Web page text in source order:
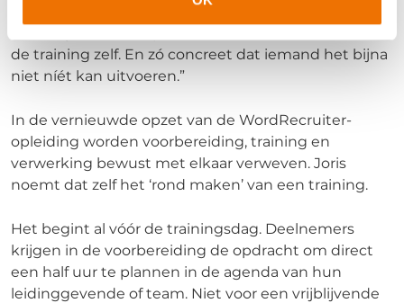
losstaat van de praktijk. “Verwerking is pas succesvol
de training zelf. En zó concreet dat iemand het bijna
niet níét kan uitvoeren.”
In de vernieuwde opzet van de WordRecruiter-
opleiding worden voorbereiding, training en
verwerking bewust met elkaar verweven. Joris
noemt dat zelf het ‘rond maken’ van een training.
Het begint al vóór de trainingsdag. Deelnemers
krijgen in de voorbereiding de opdracht om direct
een half uur te plannen in de agenda van hun
leidinggevende of team. Niet voor een vrijblijvende